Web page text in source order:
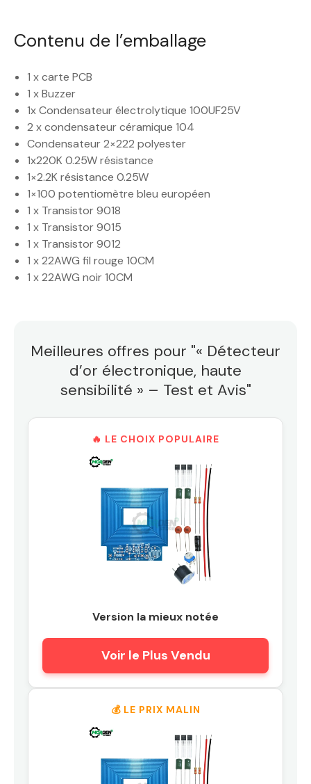
Contenu de l’emballage
1 x carte PCB
1 x Buzzer
1x Condensateur électrolytique 100UF25V
2 x condensateur céramique 104
Condensateur 2×222 polyester
1x220K 0.25W résistance
1×2.2K résistance 0.25W
1×100 potentiomètre bleu européen
1 x Transistor 9018
1 x Transistor 9015
1 x Transistor 9012
1 x 22AWG fil rouge 10CM
1 x 22AWG noir 10CM
Meilleures offres pour "« Détecteur
d’or électronique, haute
sensibilité » – Test et Avis"
🔥 LE CHOIX POPULAIRE
Version la mieux notée
Voir le Plus Vendu
💰 LE PRIX MALIN